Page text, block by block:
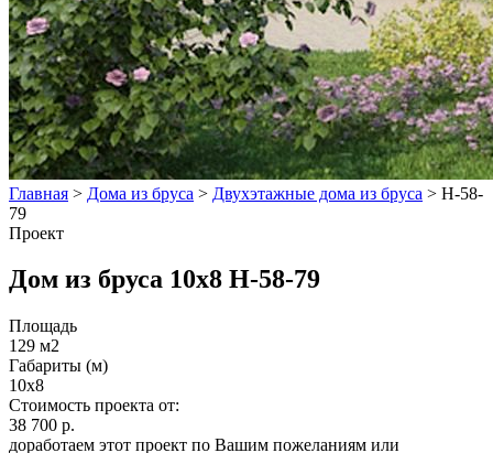
Главная > Дома из бруса > Двухэтажные дома из бруса > Н-58-
79
Проект
Дом из бруса 10x8 Н-58-79
Площадь
129 м2
Габариты (м)
10x8
Стоимость проекта от:
38 700 р.
доработаем этот проект по Вашим пожеланиям или